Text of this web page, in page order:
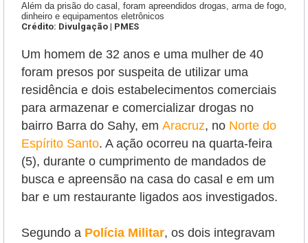
Além da prisão do casal, foram apreendidos drogas, arma de fogo,
dinheiro e equipamentos eletrônicos
Crédito: Divulgação | PMES
Um homem de 32 anos e uma mulher de 40
foram presos por suspeita de utilizar uma
residência e dois estabelecimentos comerciais
para armazenar e comercializar drogas no
bairro Barra do Sahy, em Aracruz, no Norte do
Espírito Santo. A ação ocorreu na quarta-feira
(5), durante o cumprimento de mandados de
busca e apreensão na casa do casal e em um
bar e um restaurante ligados aos investigados.
Segundo a Polícia Militar, os dois integravam